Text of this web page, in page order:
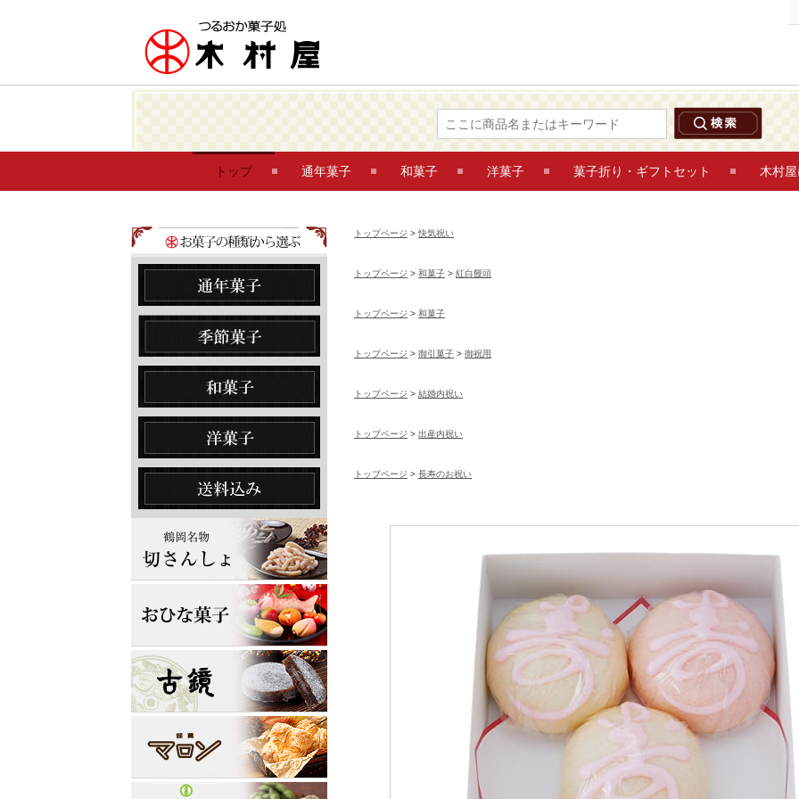
トップ 通年菓子 和菓子 洋菓子 菓子折り・ギフトセット 木村
トップページ > 快気祝い
トップページ > 和菓子 > 紅白饅頭
トップページ > 和菓子
トップページ > 御引菓子 > 御祝用
トップページ > 結婚内祝い
トップページ > 出産内祝い
トップページ > 長寿のお祝い